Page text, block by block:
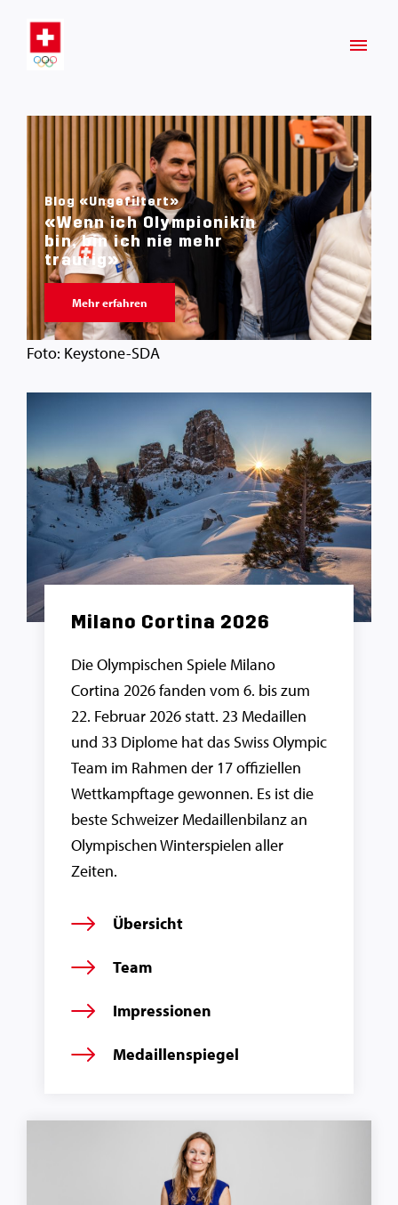
Blog «Ungefiltert»
«Wenn ich Olympionikin
bin, bin ich nie mehr
traurig»
Mehr erfahren
Foto: Keystone-SDA
Milano Cortina 2026
Die Olympischen Spiele Milano
Cortina 2026 fanden vom 6. bis zum
22. Februar 2026 statt. 23 Medaillen
und 33 Diplome hat das Swiss Olympic
Team im Rahmen der 17 offiziellen
Wettkampftage gewonnen. Es ist die
beste Schweizer Medaillenbilanz an
Olympischen Winterspielen aller
Zeiten.
Übersicht
Team
Impressionen
Medaillenspiegel